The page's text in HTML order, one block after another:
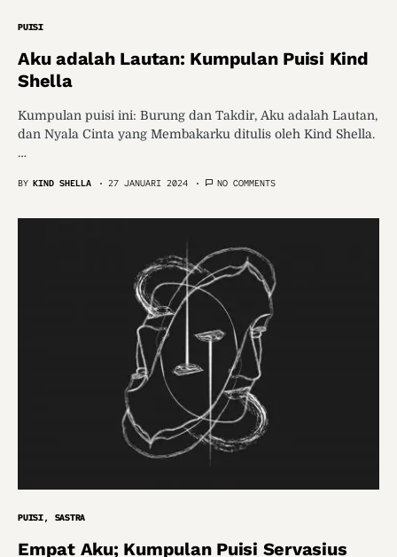
PUISI
Aku adalah Lautan: Kumpulan Puisi Kind
Shella
Kumpulan puisi ini: Burung dan Takdir, Aku adalah Lautan,
dan Nyala Cinta yang Membakarku ditulis oleh Kind Shella.
…
BY KIND SHELLA 27 JANUARI 2024 NO COMMENTS
PUISI SASTRA
Empat Aku; Kumpulan Puisi Servasius